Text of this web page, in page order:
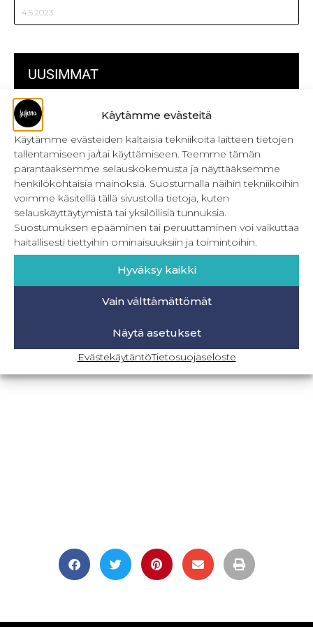
Käytämme evästeitä
Käytämme evästeiden kaltaisia tekniikoita laitteen tietojen
tallentamiseen ja/tai käyttämiseen. Teemme tämän
parantaaksemme selauskokemusta ja näyttääksemme
henkilökohtaisia mainoksia. Suostumalla näihin tekniikoihin
voimme käsitellä tällä sivustolla tietoja, kuten
selauskäyttäytymistä tai yksilöllisiä tunnuksia.
Suostumuksen epääminen tai peruuttaminen voi vaikuttaa
haitallisesti tiettyihin ominaisuuksiin ja toimintoihin.
Hyväksy kaikki
Vain välttämättömät
Näytä asetukset
EvästekäytäntöTietosuojaseloste
UUSIMMAT
Kulmikas pussukka kaava Särmä
Bokserikuminauhan ompelu
Metrivetoketjun käyttö
Metrivetoketjun lukon pujottaminen
Onnistu joustavien vaatteiden ompelussa
Laakasauman ompelu saumurilla
Jujunan ompelubingo heinä-joulukuulle
Retkeilyhousujen materiaalit ja tarvikkeet
BLOGI-SIVULLE
4.5.2023